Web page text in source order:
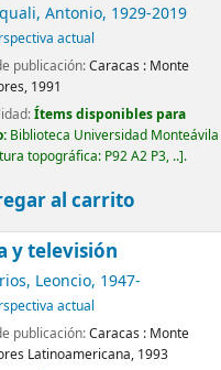
Antonio, 1929-2019
actual
publicación:Caracas : Monte
1991
Ítems disponibles para
Biblioteca Universidad Monteávila
topográfica: P92 A2 P3, .. .
al carrito
y televisión
Leoncio, 1947-
actual
publicación:Caracas : Monte
Latinoamericana, 1993